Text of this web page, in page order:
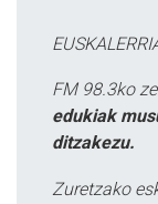
FM 98.3ko
edukiak
ditzakezu.
Zuretzako